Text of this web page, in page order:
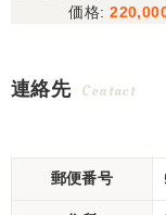
連絡先 Contact
郵便番号